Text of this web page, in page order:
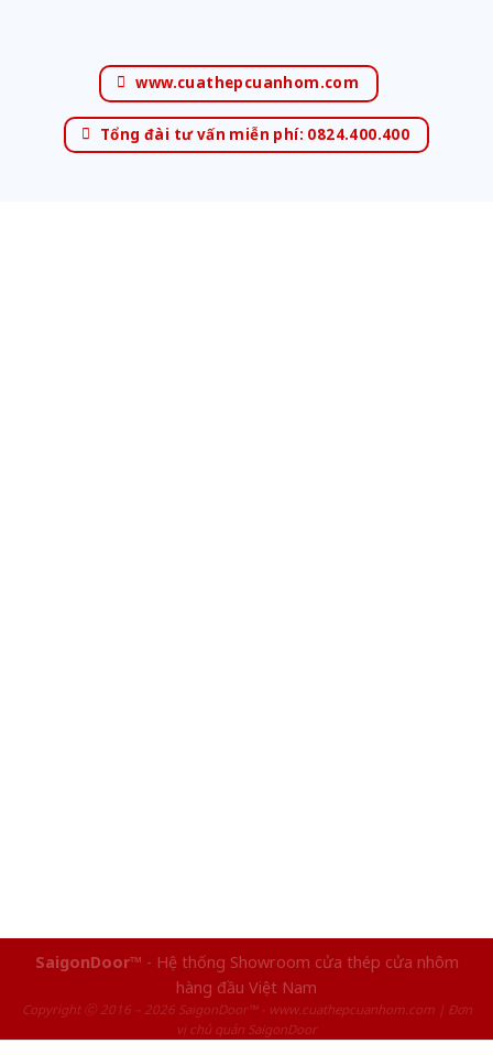
www.cuathepcuanhom.com
Tổng đài tư vấn miễn phí: 0824.400.400
SaigonDoor™ - Hệ thống Showroom cửa thép cửa nhôm
hàng đầu Việt Nam
Copyright ⓒ 2016 – 2026 SaigonDoor™ - www.cuathepcuanhom.com | Đơn
vị chủ quản SaigonDoor